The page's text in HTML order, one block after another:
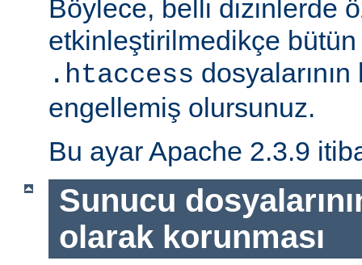
Böylece, belli dizinlerde
etkinleştirilmedikçe
.htaccess dosyalarının
engellemiş olursunuz.
Bu ayar Apache 2.3.9
Sunucu
olarak korunması